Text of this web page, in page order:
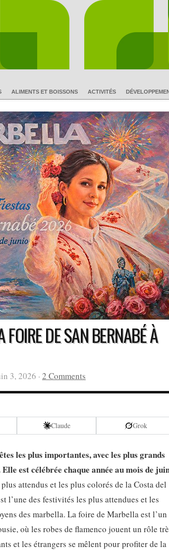
ALIMENTS ET BOISSONS ACTIVITÉS
DE SAN BERNABÉ À
3, 2026 · 2 Comments
Claude Grok
les plus importantes, avec les plus grands
est célébrée chaque année au mois de
attendus et les plus colorés de la Costa del
l’une des festivités les plus attendues et les
des marbella. La foire de Marbella est l’un
où les robes de flamenco jouent un rôle
et les étrangers se mêlent pour profiter de la